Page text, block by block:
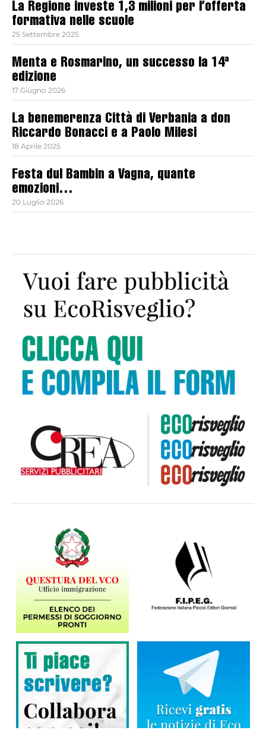
La Regione investe 1,3 milioni per l’offerta
formativa nelle scuole
25 Settembre 2025
Menta e Rosmarino, un successo la 14ª
edizione
17 Giugno 2026
La benemerenza Città di Verbania a don
Riccardo Bonacci e a Paolo Milesi
18 Aprile 2025
Festa dul Bambin a Vagna, quante
emozioni…
20 Luglio 2026